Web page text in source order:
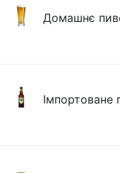
Домашнє
Імпортоване